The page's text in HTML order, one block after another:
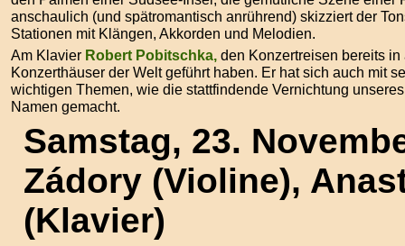
anschaulich (und spätromantisch anrührend) skizziert der
Stationen mit Klängen, Akkorden und Melodien.
Am Klavier Robert Pobitschka, den Konzertreisen bereits
Konzerthäuser der Welt geführt haben. Er hat sich auch mit
wichtigen Themen, wie die stattfindende Vernichtung
Namen gemacht.
Samstag, 23.
Zádory (Violine),
(Klavier)